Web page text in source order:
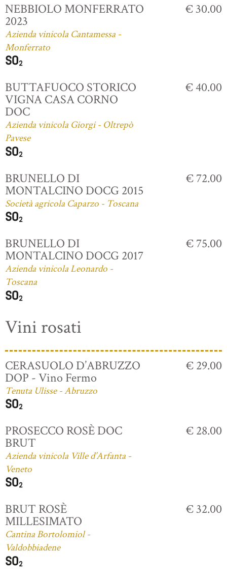
NEBBIOLO MONFERRATO
2023
Azienda vinicola Cantamessa -
Monferrato
€ 30.00
BUTTAFUOCO STORICO
VIGNA CASA CORNO
DOC
Azienda vinicola Giorgi - Oltrepò
Pavese
€ 40.00
BRUNELLO DI
MONTALCINO DOCG 2015
Società agricola Caparzo - Toscana
€ 72.00
BRUNELLO DI
MONTALCINO DOCG 2017
Azienda vinicola Leonardo -
Toscana
€ 75.00
Vini rosati
CERASUOLO D’ABRUZZO
DOP - Vino Fermo
Tenuta Ulisse - Abruzzo
€ 29.00
PROSECCO ROSÈ DOC
BRUT
Azienda vinicola Ville d’Arfanta -
Veneto
€ 28.00
BRUT ROSÈ
MILLESIMATO
Cantina Bortolomiol -
Valdobbiadene
€ 32.00